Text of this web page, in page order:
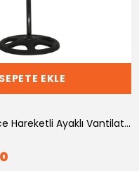
SEPETE EKLE
Dlc 360 Derece Hareketli Ayaklı Vantilatör 70 Watt